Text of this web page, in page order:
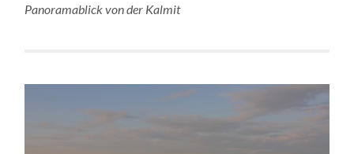
Panoramablick von der Kalmit